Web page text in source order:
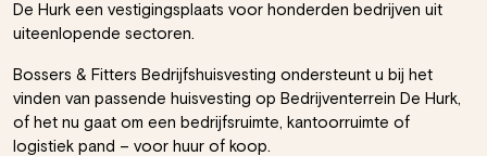
De Hurk een vestigingsplaats voor honderden bedrijven uit
uiteenlopende sectoren.
Bossers & Fitters Bedrijfshuisvesting ondersteunt u bij het
vinden van passende huisvesting op Bedrijventerrein De Hurk,
of het nu gaat om een bedrijfsruimte, kantoorruimte of
logistiek pand – voor huur of koop.